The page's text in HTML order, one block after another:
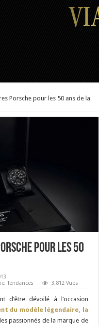
Porsche pour les 50 ans de la
pour les 50
,Tendances 3,812 Vues
d’être dévoilé à l’occasion
du modèle légendaire, la
passionnés de la marque de